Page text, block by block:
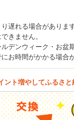
遅れる場合があります
きません。
デンウィーク・お盆
お時間がかかる場合
ント増やしてふるさと